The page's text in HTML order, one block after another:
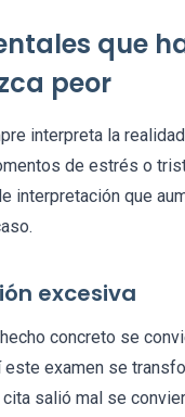
que
peor
interpreta la
de estrés o
interpretación que
excesiva
concreto se
este examen se
cita salió mal se